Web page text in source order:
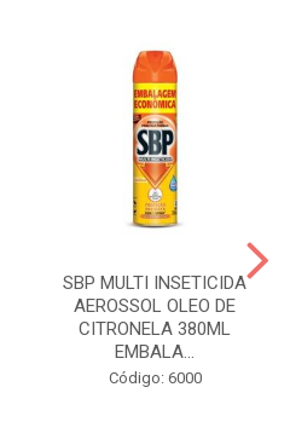
SBP MULTI INSETICIDA
AEROSSOL OLEO DE
CITRONELA 380ML
EMBALA...
Código: 6000